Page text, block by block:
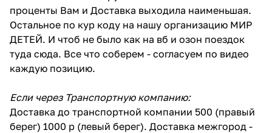
проценты Вам и Доставка выходила наименьшая.
Остальное по кур коду на нашу организацию МИР
ДЕТЕЙ. И чтоб не было как на вб и озон поездок
туда сюда. Все что соберем - согласуем по видео
каждую позицию.
Если через Транспортную компанию:
Доставка до транспортной компании 500 (правый
берег) 1000 р (левый берег). Доставка межгород -